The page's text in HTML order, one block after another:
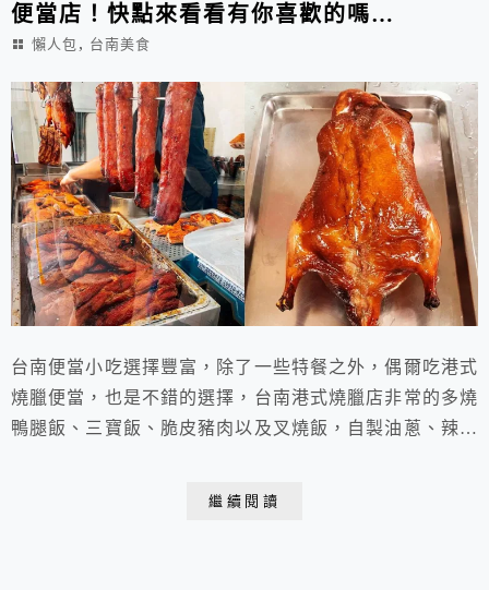
便當店！快點來看看有你喜歡的嗎…
懶人包 , 台南美食
台南便當小吃選擇豐富，除了一些特餐之外，偶爾吃港式
燒臘便當，也是不錯的選擇，台南港式燒臘店非常的多燒
鴨腿飯、三寶飯、脆皮豬肉以及叉燒飯，自製油蔥、辣菜
繼續閱讀